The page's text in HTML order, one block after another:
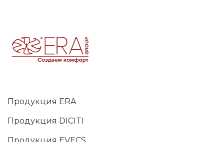
Продукция ERA
Продукция DICITI